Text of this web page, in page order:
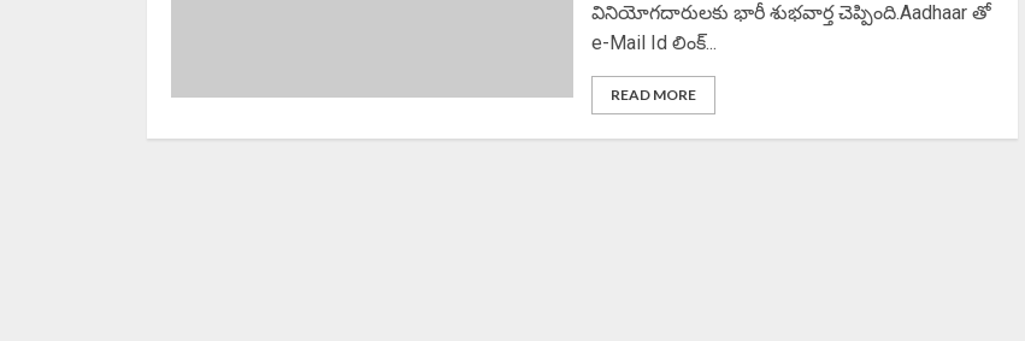
వినియోగదారులకు భారీ శుభవార్త చెప్పింది.Aadhaar తో
e-Mail Id లింక్...
READ MORE